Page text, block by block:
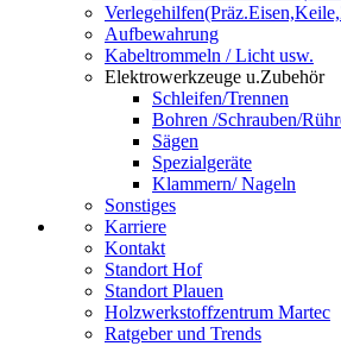
Aufbewahrung
Kabeltrommeln / Licht usw.
Elektrowerkzeuge u.Zubehör
Schleifen/Trennen
Bohren /Schrauben/
Sägen
Spezialgeräte
Klammern/ Nageln
Sonstiges
Karriere
Kontakt
Standort Hof
Standort Plauen
Holzwerkstoffzentrum Martec
Ratgeber und Trends